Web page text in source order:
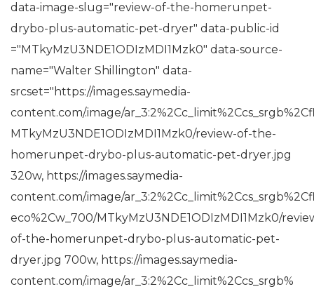
data-image-slug="review-of-the-homerunpet-
drybo-plus-automatic-pet-dryer" data-public-id
="MTkyMzU3NDE1ODIzMDI1Mzk0" data-source-
name="Walter Shillington" data-
srcset="https://images.saymedia-
content.com/.image/
MTkyMzU3NDE1ODIzMDI1Mzk0/review-of-the-
homerunpet-drybo-plus-automatic-pet-dryer.jpg
320w, https://images.saymedia-
content.com/.image/
eco%2Cw_700/MTkyMzU3NDE1ODIzMDI1Mzk0/
of-the-homerunpet-drybo-plus-automatic-pet-
dryer.jpg 700w, https://images.saymedia-
content.com/.image/ar_3:2%2Cc_limit%2Ccs_srgb%